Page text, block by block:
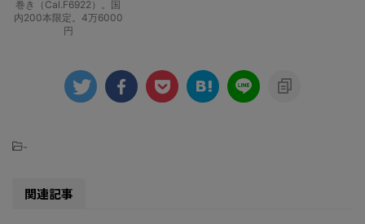
巻き（Cal.F6922）。国
内200本限定。4万6000
円
-
関連記事